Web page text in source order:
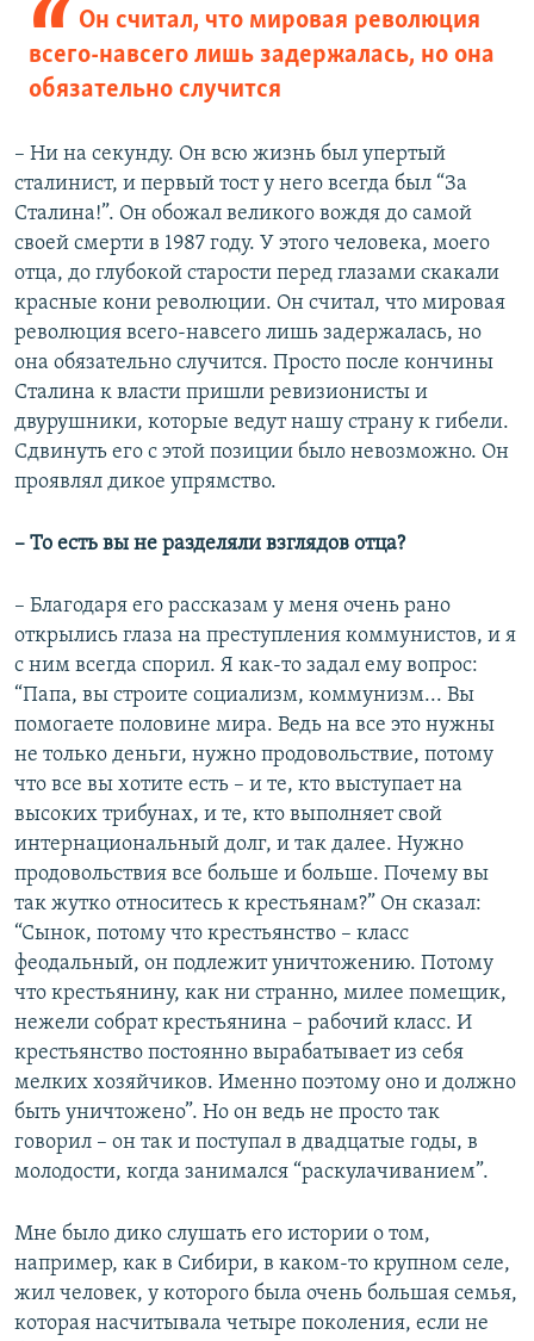
Он считал, что мировая революция
всего-навсего лишь задержалась, но она
обязательно случится
– Ни на секунду. Он всю жизнь был упертый
сталинист, и первый тост у него всегда был “За
Сталина!”. Он обожал великого вождя до самой
своей смерти в 1987 году. У этого человека, моего
отца, до глубокой старости перед глазами скакали
красные кони революции. Он считал, что мировая
революция всего-навсего лишь задержалась, но
она обязательно случится. Просто после кончины
Сталина к власти пришли ревизионисты и
двурушники, которые ведут нашу страну к гибели.
Сдвинуть его с этой позиции было невозможно. Он
проявлял дикое упрямство.
– То есть вы не разделяли взглядов отца?
– Благодаря его рассказам у меня очень рано
открылись глаза на преступления коммунистов, и я
с ним всегда спорил. Я как-то задал ему вопрос:
“Папа, вы строите социализм, коммунизм... Вы
помогаете половине мира. Ведь на все это нужны
не только деньги, нужно продовольствие, потому
что все вы хотите есть – и те, кто выступает на
высоких трибунах, и те, кто выполняет свой
интернациональный долг, и так далее. Нужно
продовольствия все больше и больше. Почему вы
так жутко относитесь к крестьянам?” Он сказал:
“Сынок, потому что крестьянство – класс
феодальный, он подлежит уничтожению. Потому
что крестьянину, как ни странно, милее помещик,
нежели собрат крестьянина – рабочий класс. И
крестьянство постоянно вырабатывает из себя
мелких хозяйчиков. Именно поэтому оно и должно
быть уничтожено”. Но он ведь не просто так
говорил – он так и поступал в двадцатые годы, в
молодости, когда занимался “раскулачиванием”.
Мне было дико слушать его истории о том,
например, как в Сибири, в каком-то крупном селе,
жил человек, у которого была очень большая семья,
которая насчитывала четыре поколения, если не